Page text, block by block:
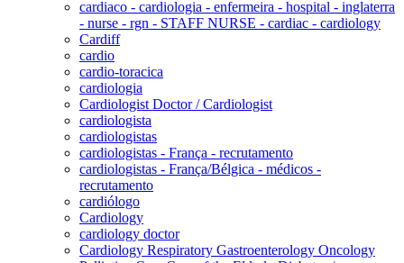
cardiaco - cardiologia - enfermeira - hospital - inglaterra
- nurse - rgn - STAFF NURSE - cardiac - cardiology
Cardiff
cardio
cardio-toracica
cardiologia
Cardiologist Doctor / Cardiologist
cardiologista
cardiologistas
cardiologistas - França - recrutamento
cardiologistas - França/Bélgica - médicos -
recrutamento
cardiólogo
Cardiology
cardiology doctor
Cardiology Respiratory Gastroenterology Oncology